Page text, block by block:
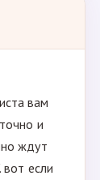
вам
и
ждут
вот если